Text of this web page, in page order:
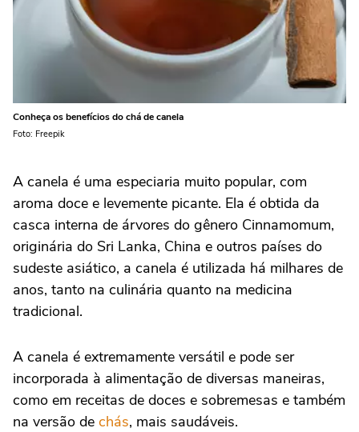
Conheça os benefícios do chá de canela
Foto: Freepik
A canela é uma especiaria muito popular, com
aroma doce e levemente picante. Ela é obtida da
casca interna de árvores do gênero Cinnamomum,
originária do Sri Lanka, China e outros países do
sudeste asiático, a canela é utilizada há milhares de
anos, tanto na culinária quanto na medicina
tradicional.
A canela é extremamente versátil e pode ser
incorporada à alimentação de diversas maneiras,
como em receitas de doces e sobremesas e também
na versão de chás, mais saudáveis.